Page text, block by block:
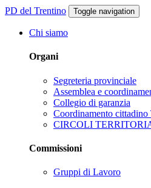
PD del Trentino Toggle navigation
Chi siamo
Organi
Segreteria provinciale
Assemblea e
Collegio di garanzia
Coordinamento
CIRCOLI
Commissioni
Gruppi di Lavoro